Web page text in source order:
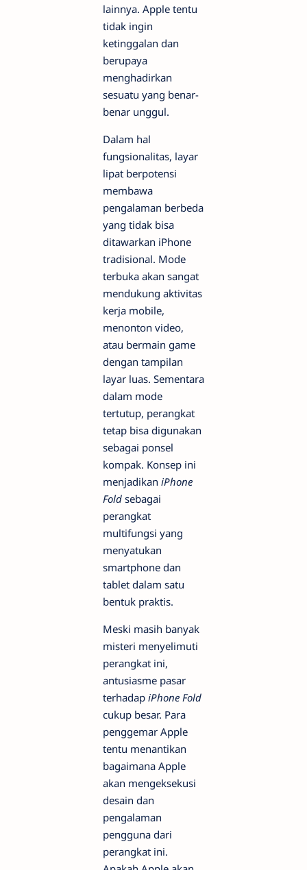
lainnya. Apple tentu
tidak ingin
ketinggalan dan
berupaya
menghadirkan
sesuatu yang benar-
benar unggul.
Dalam hal
fungsionalitas, layar
lipat berpotensi
membawa
pengalaman berbeda
yang tidak bisa
ditawarkan iPhone
tradisional. Mode
terbuka akan sangat
mendukung aktivitas
kerja mobile,
menonton video,
atau bermain game
dengan tampilan
layar luas. Sementara
dalam mode
tertutup, perangkat
tetap bisa digunakan
sebagai ponsel
kompak. Konsep ini
menjadikan iPhone
Fold sebagai
perangkat
multifungsi yang
menyatukan
smartphone dan
tablet dalam satu
bentuk praktis.
Meski masih banyak
misteri menyelimuti
perangkat ini,
antusiasme pasar
terhadap iPhone Fold
cukup besar. Para
penggemar Apple
tentu menantikan
bagaimana Apple
akan mengeksekusi
desain dan
pengalaman
pengguna dari
perangkat ini.